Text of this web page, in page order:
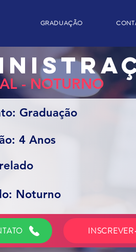
GRADUAÇÃO
- NOTURNO
Graduação
4 Anos
Noturno​